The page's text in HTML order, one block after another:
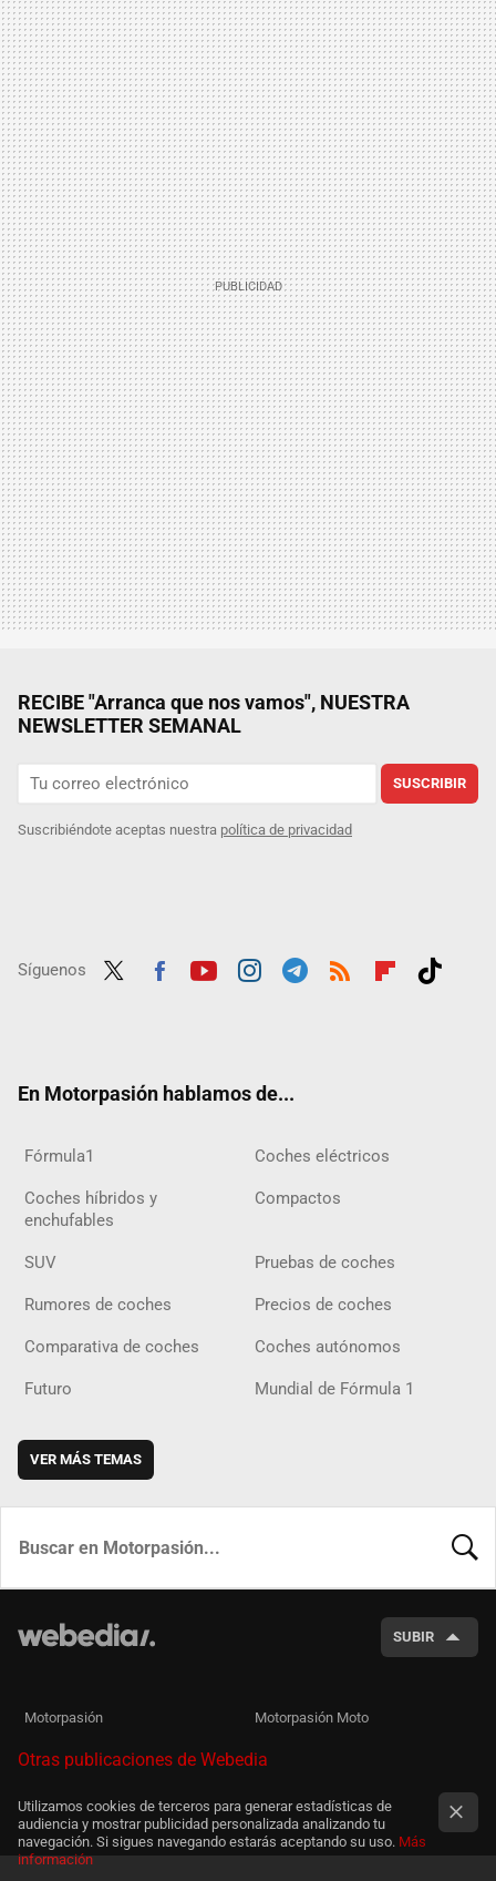
RECIBE "Arranca que nos vamos", NUESTRA
NEWSLETTER SEMANAL
SUSCRIBIR
Suscribiéndote aceptas nuestra política de privacidad
Síguenos
En Motorpasión hablamos de...
Fórmula1 Coches eléctricos
Coches híbridos y
enchufables
Compactos
SUV Pruebas de coches
Rumores de coches Precios de coches
Comparativa de coches Coches autónomos
Futuro Mundial de Fórmula 1
VER MÁS TEMAS
SUBIR
Motorpasión Motorpasión Moto
Otras publicaciones de Webedia
Utilizamos cookies de terceros para generar estadísticas de
audiencia y mostrar publicidad personalizada analizando tu
navegación. Si sigues navegando estarás aceptando su uso. Más
información